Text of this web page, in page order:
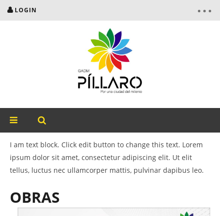
LOGIN
I am text block. Click edit button to change this text. Lorem
ipsum dolor sit amet, consectetur adipiscing elit. Ut elit
tellus, luctus nec ullamcorper mattis, pulvinar dapibus leo.
OBRAS